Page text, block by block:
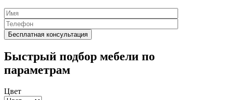
Быстрый подбор мебели по
параметрам
Цвет